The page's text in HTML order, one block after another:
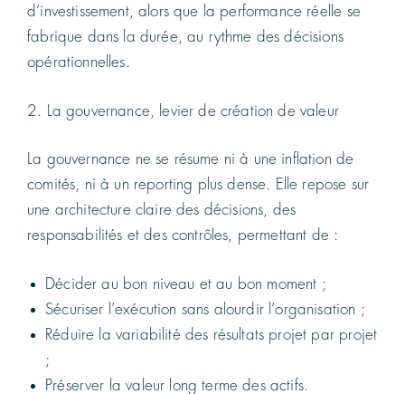
d’investissement, alors que la performance réelle se
fabrique dans la durée, au rythme des décisions
opérationnelles.
2. La gouvernance, levier de création de valeur
La gouvernance ne se résume ni à une inflation de
comités, ni à un reporting plus dense. Elle repose sur
une architecture claire des décisions, des
responsabilités et des contrôles, permettant de :
Décider au bon niveau et au bon moment ;
Sécuriser l’exécution sans alourdir l’organisation ;
Réduire la variabilité des résultats projet par projet
;
Préserver la valeur long terme des actifs.